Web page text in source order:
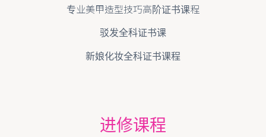
专业美甲造型技巧高阶证书课程
驳发全科证书课
新娘化妆全科证书课程
进修课程